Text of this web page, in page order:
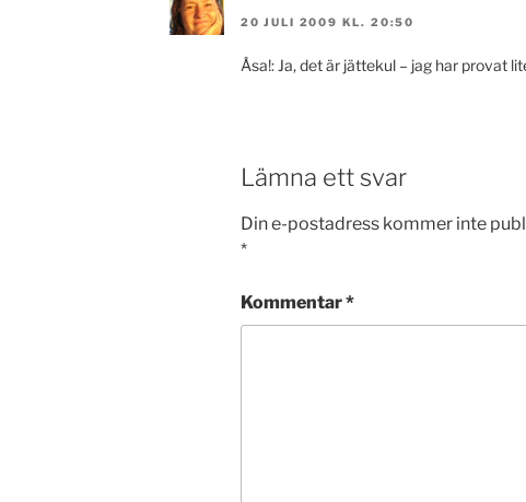
20 JULI 2009 KL. 20:50
Åsa!: Ja, det är jättekul – jag har provat
Lämna ett svar
Din e-postadress kommer inte
*
Kommentar*